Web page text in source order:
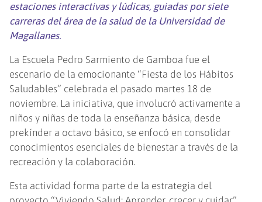
estaciones interactivas y lúdicas, guiadas por siete
carreras del área de la salud de la Universidad de
Magallanes.
La Escuela Pedro Sarmiento de Gamboa fue el
escenario de la emocionante “Fiesta de los Hábitos
Saludables” celebrada el pasado martes 18 de
noviembre. La iniciativa, que involucró activamente a
niños y niñas de toda la enseñanza básica, desde
prekínder a octavo básico, se enfocó en consolidar
conocimientos esenciales de bienestar a través de la
recreación y la colaboración.
Esta actividad forma parte de la estrategia del